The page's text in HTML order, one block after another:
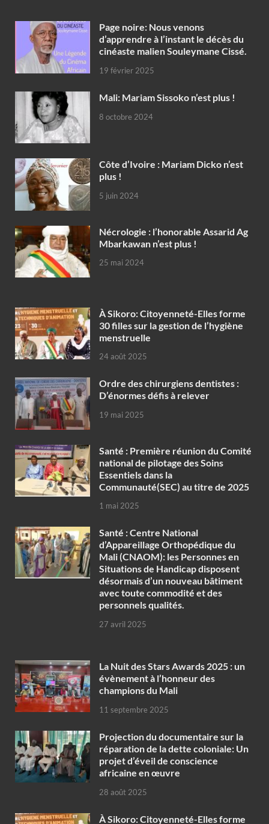
Page noire: Nous venons
d’apprendre à l’instant le décès du
cinéaste malien Souleymane Cissé.
19 février 2025
Mali: Mariam Sissoko n’est plus !
8 octobre 2024
Côte d’Ivoire : Mariam Dicko n’est
plus !
5 juin 2024
Nécrologie : l’honorable Assarid Ag
Mbarkawan n’est plus !
25 mai 2024
À Sikoro: Citoyenneté-Elles forme
30 filles sur la gestion de l’hygiène
menstruelle
24 août 2025
Ordre des chirurgiens dentistes :
D’énormes défis à relever
19 mai 2025
Santé : Première réunion du Comité
national de pilotage des Soins
Essentiels dans la
Communauté(SEC) au titre de 2025
1 mai 2025
Santé : Centre National
d’Appareillage Orthopédique du
Mali (CNAOM): les Personnes en
Situations de Handicap disposent
désormais d’un nouveau bâtiment
avec toute commodité et des
personnels qualités.
27 avril 2025
‎La Nuit des Stars Awards 2025 : un
évènement à l’honneur des
champions du Mali
11 septembre 2025
Projection du documentaire sur la
réparation de la dette coloniale: Un
projet d’éveil de conscience
africaine en œuvre‎
28 août 2025
À Sikoro: Citoyenneté-Elles forme